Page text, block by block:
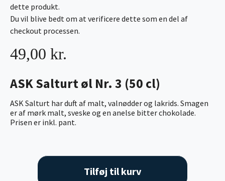
ASK Salturt øl Nr. 3 (50 cl)
ASK Salturt har duft af malt, valnødder og lakrids. Smagen
er af mørk malt, sveske og en anelse bitter chokolade.
Prisen er inkl. pant.
49,00 kr.
dette produkt.
Du vil blive bedt om at verificere dette som en del af
checkout processen.
Tilføj til kurv